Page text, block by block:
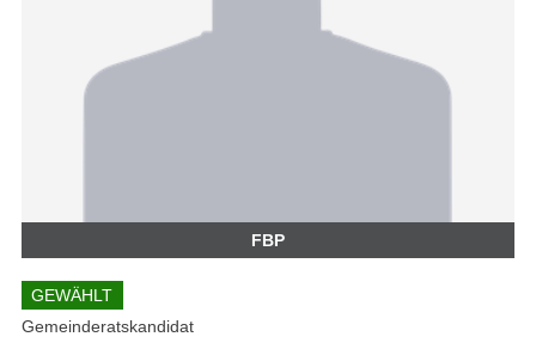
FBP
GEWÄHLT
Gemeinderatskandidat